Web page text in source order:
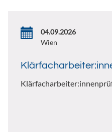
04.09.2026
Wien